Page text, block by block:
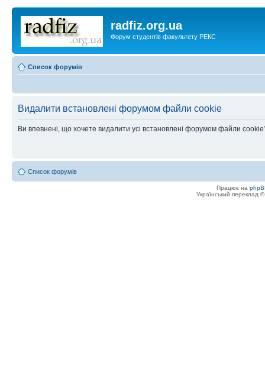
radfiz.org.ua
Форум студентів факультету РЕКС
Список форумів
Видалити встановлені форумом файли cookie
Ви впевнені, що хочете видалити усі встановлені форумом файли
Список форумів
Працює на
Український переклад